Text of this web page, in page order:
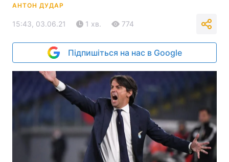
АНТОН ДУДАР
15:43, 03.06.21 1 хв. 774
Підпишіться на нас в Google